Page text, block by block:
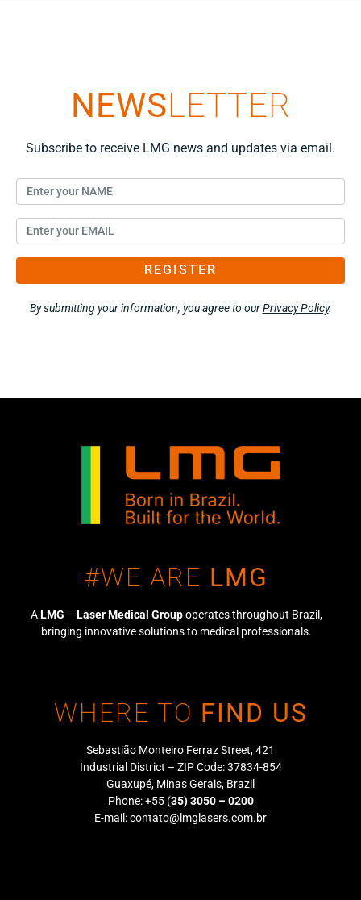
NEWSLETTER
Subscribe to receive LMG news and updates via email.
REGISTER
By submitting your information, you agree to ourPrivacy Policy.
#WE ARE LMG
ALMG – Laser Medical Groupoperates throughout Brazil,
bringing innovative solutions to medical professionals.
WHERE TO FIND US
Sebastião Monteiro Ferraz Street, 421
Industrial District – ZIP Code: 37834-854
Guaxupé, Minas Gerais, Brazil
Phone: +55 (35) 3050 – 0200
E-mail:contato@lmglasers.com.br